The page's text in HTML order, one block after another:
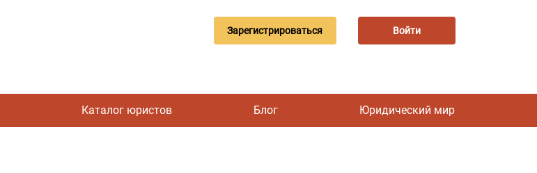
Зарегистрироваться Войти
Каталог юристов Блог Юридический мир